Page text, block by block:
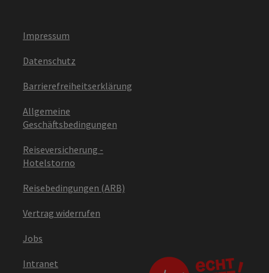
Impressum
Datenschutz
Barrierefreiheitserklärung
Allgemeine
Geschäftsbedingungen
Reiseversicherung -
Hotelstorno
Reisebedingungen (ARB)
Vertrag widerrufen
Jobs
Intranet